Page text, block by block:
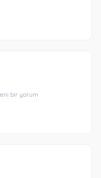
bir yorum